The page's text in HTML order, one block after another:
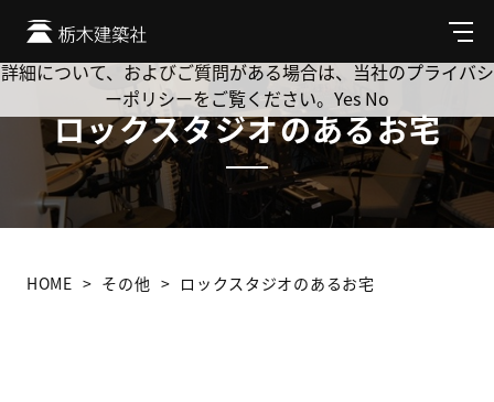
メ
ニ
ュ
ロックスタジオのあるお宅
HOME その他 ロックスタジオのあるお宅
Cookie を使用して、お客様の活動を追跡してもよろしいです
か? 当社ではお客様のプライバシーを極めて重視しています。
詳細について、およびご質問がある場合は、当社のプライバシ
ーポリシーをご覧ください。 Yes No